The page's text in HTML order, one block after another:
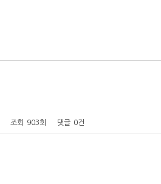
조회 903회 댓글 0건